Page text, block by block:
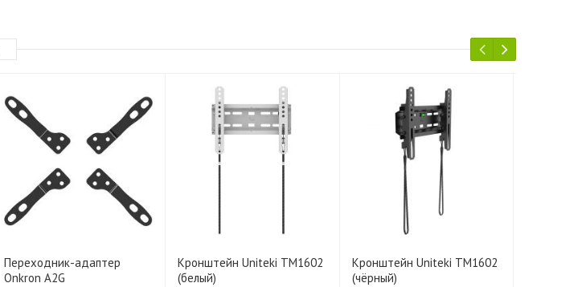
Переходник-адаптер
Onkron A2G
Кронштейн Uniteki TM1602
(белый)
Кронштейн Uniteki TM1602
(чёрный)